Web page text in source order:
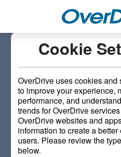
Libby
Reichweite
Integration
PocketBook
Cookie
OverDrive uses cookies
to improve your experience,
performance, and
trends for OverDrive
OverDrive websites and
information to create a
users. Please review the
below.